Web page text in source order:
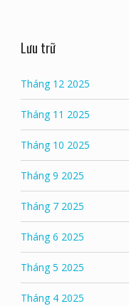
Lưu trữ
Tháng 12 2025
Tháng 11 2025
Tháng 10 2025
Tháng 9 2025
Tháng 7 2025
Tháng 6 2025
Tháng 5 2025
Tháng 4 2025